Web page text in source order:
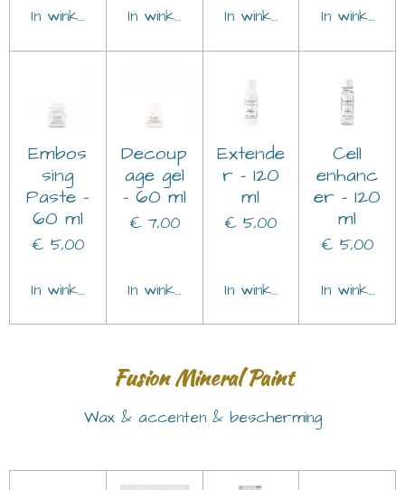
In winkelwagenIn winkelwagenIn winkelwagenIn
Embos
sing
Paste -
60 ml
€ 5,00
In winkelwagen
Decoup
age gel
- 60 ml
€ 7,00
In winkelwagen
Extende
r - 120
ml
€ 5,00
In winkelwagen
Cell
enhanc
er - 120
ml
€ 5,00
In
Fusion Mineral Paint
Wax & accenten & bescherming